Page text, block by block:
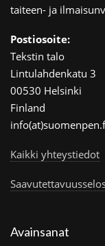
taiteen- ja
Postiosoite:
Tekstin talo
Lintulahdenkatu 3
00530 Helsinki
Finland
Kaikki yhteystiedot
Avainsanat